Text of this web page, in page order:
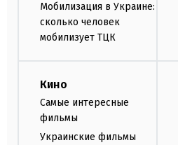
Мобилизация в Украине:
сколько человек
мобилизует ТЦК
Кино
Самые интересные
фильмы
Украинские фильмы